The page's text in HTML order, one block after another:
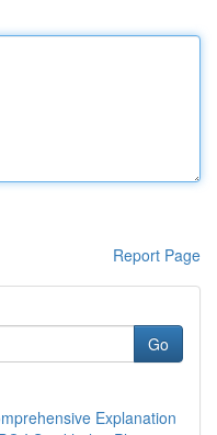
Report Page
Go
Explanation